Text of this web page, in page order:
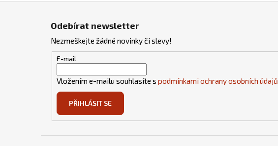
Odebírat newsletter
Nezmeškejte žádné novinky či slevy!
E-mail
Vložením e-mailu souhlasíte s podmínkami ochrany osobních údajů
PŘIHLÁSIT SE